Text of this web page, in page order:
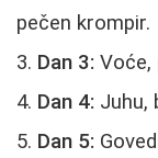
pečen krompir.
Dan 3: Voće,
Dan 4: Juhu,
Dan 5: